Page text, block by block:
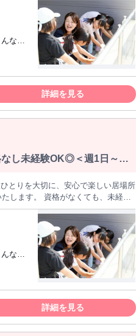
消毒 ●その他、施設運営に係る業
ポートがするため、 初めての方も
れます。職員同士で協力しなが
。
ラン
詳細を見る
し未経験OK◎＜週1日～
とりを大切に、安心で楽しい居場所
します。 資格がなくても、未経験
り （遊び・スポーツ・宿題や自主学
消毒 ●その他、施設運営に係る業
ポートがするため、 初めての方も
れます。職員同士で協力しなが
。
ラン
詳細を見る